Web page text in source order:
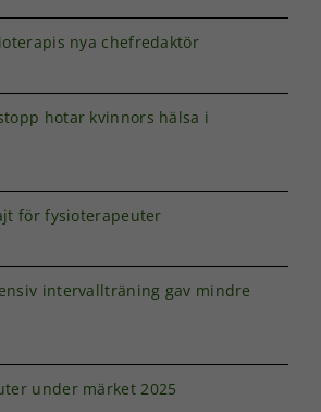
nya chefredaktör
hotar kvinnors hälsa i
för fysioterapeuter
intervallträning gav mindre
under märket 2025